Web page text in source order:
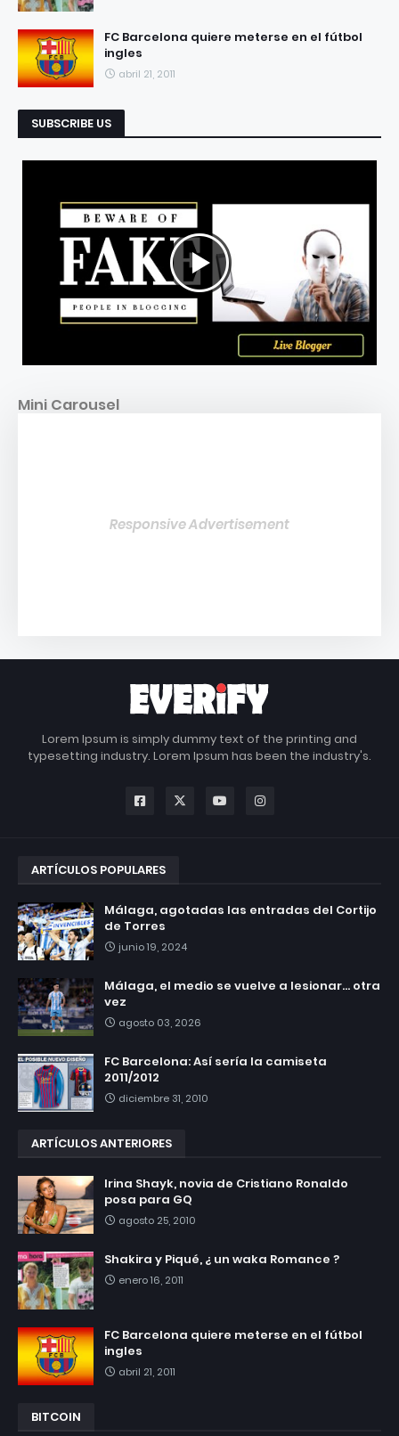
FC Barcelona quiere meterse en el fútbol
ingles
abril 21, 2011
SUBSCRIBE US
Mini Carousel
Responsive Advertisement
Lorem Ipsum is simply dummy text of the printing and
typesetting industry. Lorem Ipsum has been the industry's.
ARTÍCULOS POPULARES
Málaga, agotadas las entradas del Cortijo
de Torres
junio 19, 2024
Málaga, el medio se vuelve a lesionar... otra
vez
agosto 03, 2026
FC Barcelona: Así sería la camiseta
2011/2012
diciembre 31, 2010
ARTÍCULOS ANTERIORES
Irina Shayk, novia de Cristiano Ronaldo
posa para GQ
agosto 25, 2010
Shakira y Piqué, ¿ un waka Romance ?
enero 16, 2011
FC Barcelona quiere meterse en el fútbol
ingles
abril 21, 2011
BITCOIN